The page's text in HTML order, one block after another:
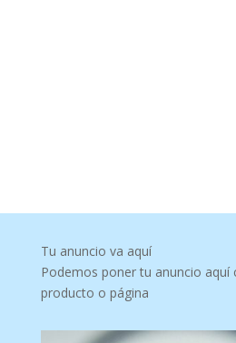
Tu anuncio va aquí
Podemos poner tu anuncio aquí
producto o página